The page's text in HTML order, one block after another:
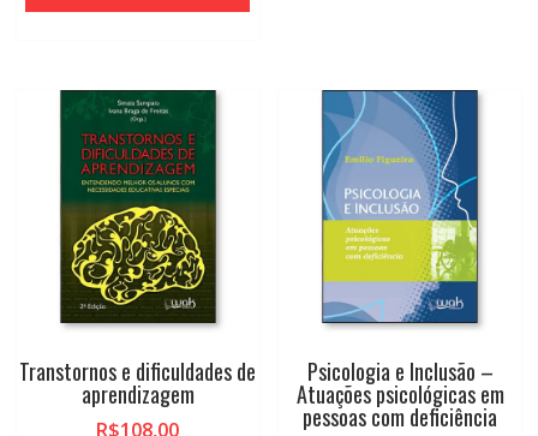
Transtornos e dificuldades de
aprendizagem
R$108,00
Psicologia e Inclusão –
Atuações psicológicas em
pessoas com deficiência